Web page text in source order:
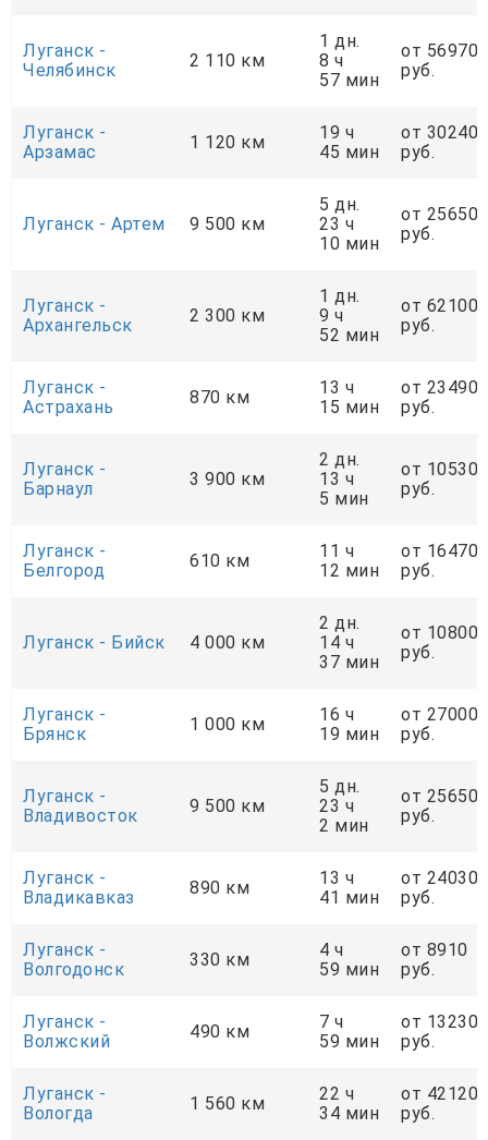
Луганск -
Челябинск
2 110 км
1 дн.
8 ч
57 мин
от 56970
руб.
Луганск -
Арзамас
1 120 км
19 ч
45 мин
от 30240
руб.
Луганск - Артем 9 500 км
5 дн.
23 ч
10 мин
от 256500
руб.
Луганск -
Архангельск
2 300 км
1 дн.
9 ч
52 мин
от 62100
руб.
Луганск -
Астрахань
870 км
13 ч
15 мин
от 23490
руб.
Луганск -
Барнаул
3 900 км
2 дн.
13 ч
5 мин
от 105300
руб.
Луганск -
Белгород
610 км
11 ч
12 мин
от 16470
руб.
Луганск - Бийск 4 000 км
2 дн.
14 ч
37 мин
от 108000
руб.
Луганск -
Брянск
1 000 км
16 ч
19 мин
от 27000
руб.
Луганск -
Владивосток
9 500 км
5 дн.
23 ч
2 мин
от 256500
руб.
Луганск -
Владикавказ
890 км
13 ч
41 мин
от 24030
руб.
Луганск -
Волгодонск
330 км
4 ч
59 мин
от 8910
руб.
Луганск -
Волжский
490 км
7 ч
59 мин
от 13230
руб.
Луганск -
Вологда
1 560 км
22 ч
34 мин
от 42120
руб.